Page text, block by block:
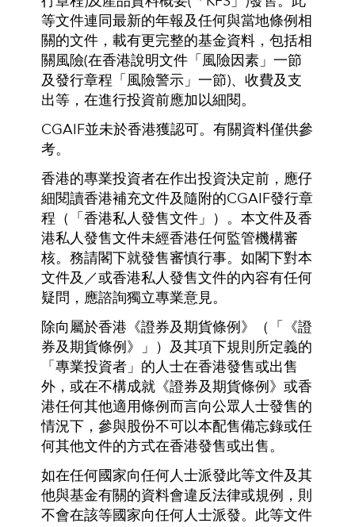
等文件連同最新的年報及任何與當地條例相
關的文件，載有更完整的基金資料，包括相
關風險(在香港說明文件「風險因素」一節
及發行章程「風險警示」一節)、收費及支
出等，在進行投資前應加以細閱。
CGAIF並未於香港獲認可。有關資料僅供參
考。
香港的專業投資者在作出投資決定前，應仔
細閱讀香港補充文件及隨附的CGAIF發行章
程（「香港私人發售文件」）。本文件及香
港私人發售文件未經香港任何監管機構審
核。務請閣下就發售審慎行事。如閣下對本
文件及／或香港私人發售文件的內容有任何
疑問，應諮詢獨立專業意見。
除向屬於香港《證券及期貨條例》（「《證
券及期貨條例》」）及其項下規則所定義的
「專業投資者」的人士在香港發售或出售
外，或在不構成就《證券及期貨條例》或香
港任何其他適用條例而言向公眾人士發售的
情況下，參與股份不可以本配售備忘錄或任
何其他文件的方式在香港發售或出售。
如在任何國家向任何人士派發此等文件及其
他與基金有關的資料會違反法律或規例，則
不會在該等國家向任何人士派發。此等文件